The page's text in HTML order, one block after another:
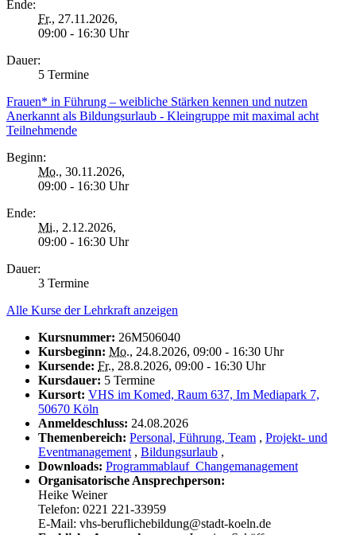
Ende:
Fr., 27.11.2026,
09:00 - 16:30 Uhr
Dauer:
5 Termine
Frauen* in Führung – weibliche Stärken kennen und nutzen
Anerkannt als Bildungsurlaub - Kleingruppe mit maximal acht
Teilnehmende
Beginn:
Mo., 30.11.2026,
09:00 - 16:30 Uhr
Ende:
Mi., 2.12.2026,
09:00 - 16:30 Uhr
Dauer:
3 Termine
Alle Kurse der Lehrkraft anzeigen
Kursnummer: 26M506040
Kursbeginn: Mo., 24.8.2026, 09:00 - 16:30 Uhr
Kursende: Fr., 28.8.2026, 09:00 - 16:30 Uhr
Kursdauer: 5 Termine
Kursort: VHS im Komed, Raum 637, Im Mediapark 7,
50670 Köln
Anmeldeschluss: 24.08.2026
Themenbereich: Personal, Führung, Team , Projekt- und
Eventmanagement , Bildungsurlaub ,
Downloads: Programmablauf_Changemanagement
Organisatorische Ansprechperson:
Heike Weiner
Telefon: 0221 221-33959
E-Mail: vhs-beruflichebildung@stadt-koeln.de